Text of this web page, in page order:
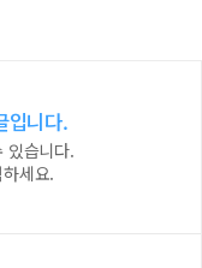
입니다.
있습니다.
세요.